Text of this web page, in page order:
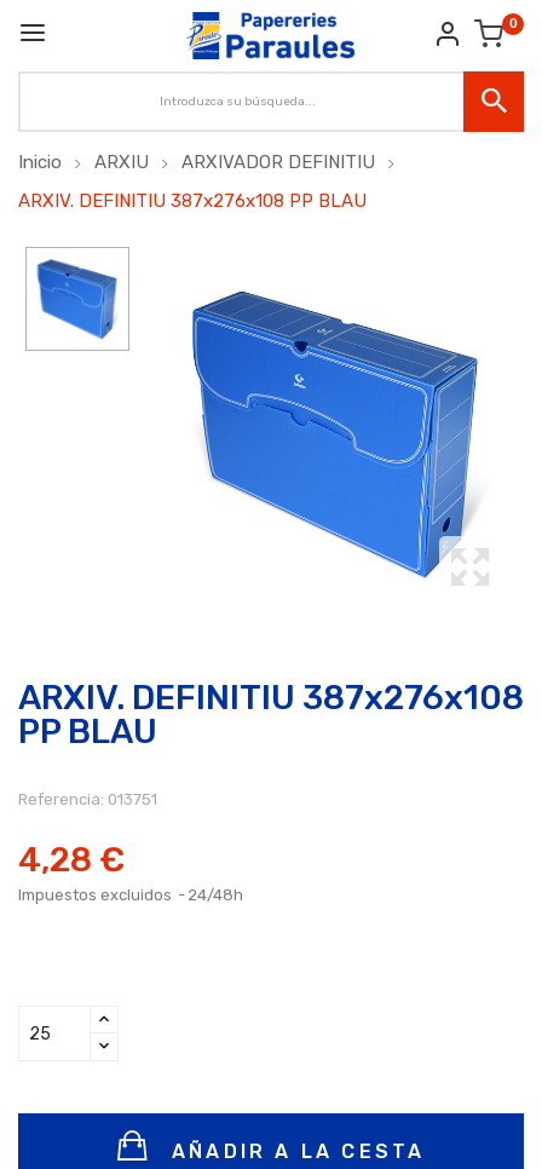
0
Inicio ARXIU
ARXIVADOR DEFINITIU
ARXIV. DEFINITIU 387x276x108 PP BLAU
ARXIV. DEFINITIU 387x276x108
PP BLAU
Referencia: 013751
4,28 €
Impuestos excluidos 24/48h
AÑADIR A LA CESTA